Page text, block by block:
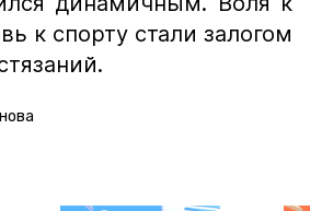
к спорту стали залогом